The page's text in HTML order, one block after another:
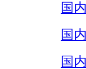
国
国
国